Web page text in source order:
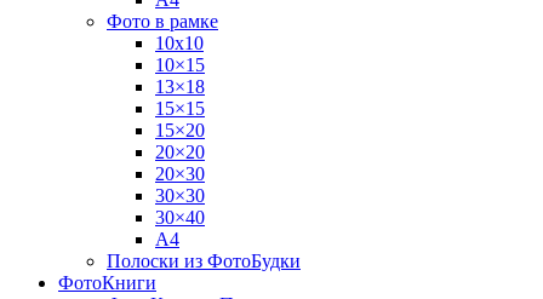
Фото в рамке
10х10
10×15
13×18
15×15
15×20
20×20
20×30
30×30
30×40
A4
Полоски из ФотоБудки
ФотоКниги